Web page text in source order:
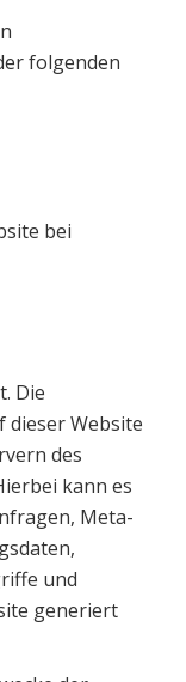
folgenden
bei
Die
dieser Website
des
kann es
Meta-
und
generiert